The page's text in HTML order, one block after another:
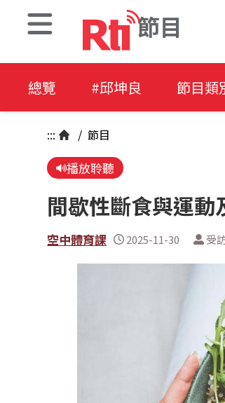
節目
總覽 #邱坤良 節目類
::: / 節目
播放聆聽
間歇性斷食與運動
空中體育課 2025-11-30 受